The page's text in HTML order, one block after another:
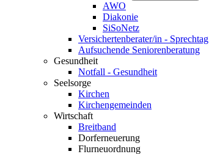
AWO
Diakonie
SiSoNetz
Versichertenberater/in - Sprechtag
Aufsuchende Seniorenberatung
Gesundheit
Notfall - Gesundheit
Seelsorge
Kirchen
Kirchengemeinden
Wirtschaft
Breitband
Dorferneuerung
Flurneuordnung